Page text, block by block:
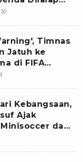
Timnas
Jatuh ke
di FIFA
Kebangsaan,
Ajak
dan
di